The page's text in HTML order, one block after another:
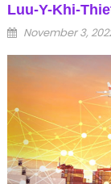
Luu-Y-Khi-
Posted on
November 3,